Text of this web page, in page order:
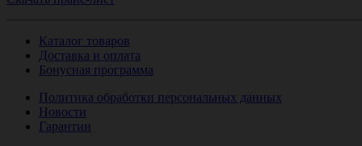
Каталог товаров
Доставка и оплата
Бонусная программа
Политика обработки персональных данных
Новости
Гарантии